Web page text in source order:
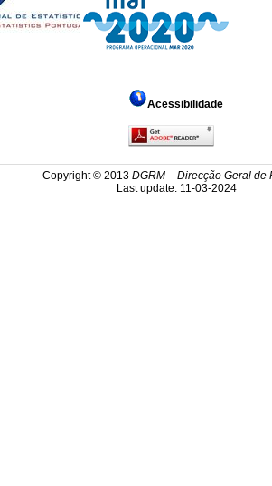
Acessibilidade
Copyright © 2013 DGRM – Direcção Geral de
Last update: 11-03-2024